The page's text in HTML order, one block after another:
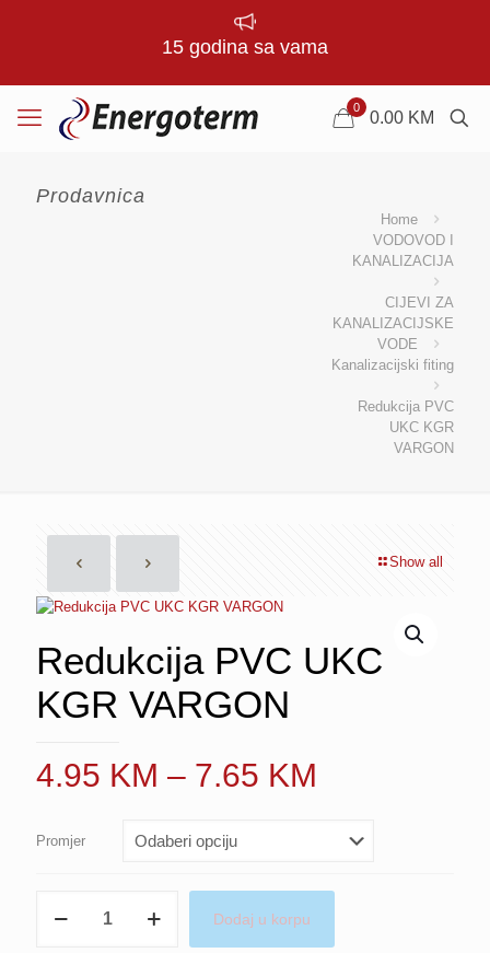
15 godina sa vama
0
0.00 KM
Prodavnica
Home
VODOVOD I
KANALIZACIJA
CIJEVI ZA
KANALIZACIJSKE
VODE
Kanalizacijski fiting
Redukcija PVC
UKC KGR
VARGON
Show all
Redukcija PVC UKC
KGR VARGON
4.95 KM – 7.65 KM
4.95 KM
7.65 KM
Promjer
PVC
Dodaj u korpu